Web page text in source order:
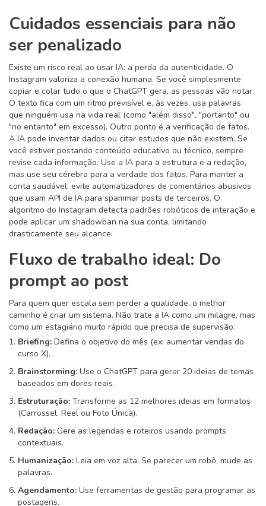
Cuidados essenciais para não
ser penalizado
Existe um risco real ao usar IA: a perda da autenticidade. O
Instagram valoriza a conexão humana. Se você simplesmente
copiar e colar tudo o que o ChatGPT gera, as pessoas vão notar.
O texto fica com um ritmo previsível e, às vezes, usa palavras
que ninguém usa na vida real (como "além disso", "portanto" ou
"no entanto" em excesso). Outro ponto é a verificação de fatos.
A IA pode inventar dados ou citar estudos que não existem. Se
você estiver postando conteúdo educativo ou técnico, sempre
revise cada informação. Use a IA para a estrutura e a redação,
mas use seu cérebro para a verdade dos fatos. Para manter a
conta saudável, evite automatizadores de comentários abusivos
que usam API de IA para spammar posts de terceiros. O
algoritmo do Instagram detecta padrões robóticos de interação e
pode aplicar um shadowban na sua conta, limitando
drasticamente seu alcance.
Fluxo de trabalho ideal: Do
prompt ao post
Para quem quer escala sem perder a qualidade, o melhor
caminho é criar um sistema. Não trate a IA como um milagre, mas
como um estagiário muito rápido que precisa de supervisão.
Briefing: Defina o objetivo do mês (ex: aumentar vendas do
curso X).
Brainstorming: Use o ChatGPT para gerar 20 ideias de temas
baseados em dores reais.
Estruturação: Transforme as 12 melhores ideias em formatos
(Carrossel, Reel ou Foto Única).
Redação: Gere as legendas e roteiros usando prompts
contextuais.
Humanização: Leia em voz alta. Se parecer um robô, mude as
palavras.
Agendamento: Use ferramentas de gestão para programar as
postagens.